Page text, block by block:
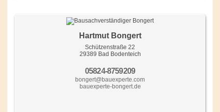
Hartmut Bongert
Schützenstraße 22
29389 Bad Bodenteich
05824-8759209
bongert@bauexperte.com
bauexperte-bongert.de